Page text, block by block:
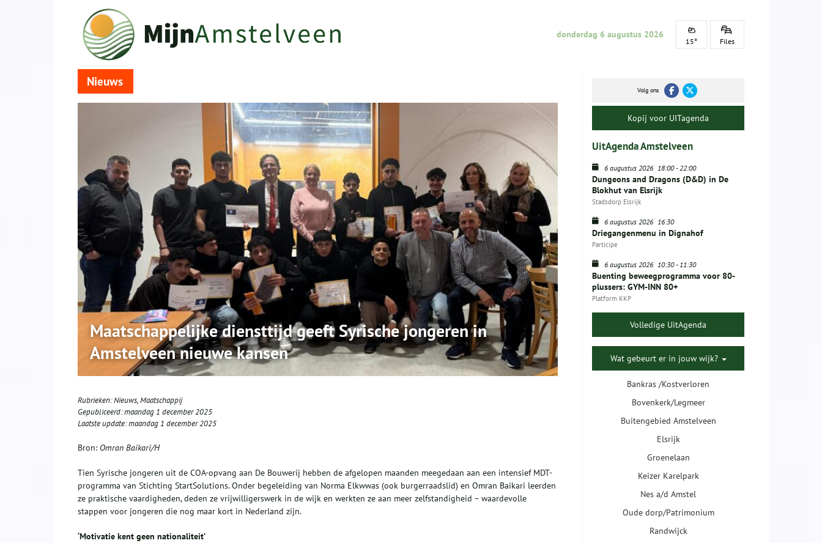
donderdag 6 augustus 2026
15° Files
Nieuws
Maatschappelijke diensttijd geeft Syrische jongeren in
Amstelveen nieuwe kansen
Rubrieken:Nieuws,Maatschappij
Gepubliceerd:maandag 1 december 2025
Laatste update:maandag 1 december 2025
Bron: Omran Baikari/H
Tien Syrische jongeren uit de COA-opvang aan De Bouwerij hebben de afgelopen maanden meegedaan aan een intensief MDT-
programma van Stichting StartSolutions. Onder begeleiding van Norma Elkwwas (ook burgerraadslid) en Omran Baikari leerden
ze praktische vaardigheden, deden ze vrijwilligerswerk in de wijk en werkten ze aan meer zelfstandigheid – waardevolle
stappen voor jongeren die nog maar kort in Nederland zijn.
‘Motivatie kent geen nationaliteit’
Volg ons
Kopij voor UITagenda
UitAgenda Amstelveen
6 augustus 2026 18:00-22:00
Dungeons and Dragons (D&D) in De
Blokhut van Elsrijk
Stadsdorp Elsrijk
6 augustus 2026 16:30
Driegangenmenu in Dignahof
Participe
6 augustus 2026 10:30-11:30
Buenting beweegprogramma voor 80-
plussers: GYM-INN 80+
Platform KKP
Volledige UitAgenda
Wat gebeurt er in jouw wijk?
Bankras /Kostverloren
Bovenkerk/Legmeer
Buitengebied Amstelveen
Elsrijk
Groenelaan
Keizer Karelpark
Nes a/d Amstel
Oude dorp/Patrimonium
Randwijck